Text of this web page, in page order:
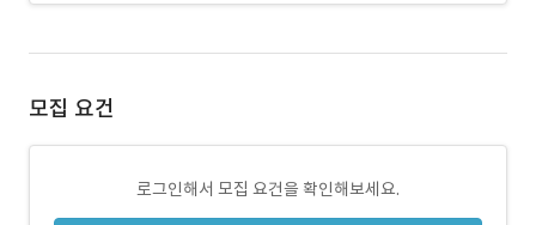
모집 요건
로그인해서 모집 요건을 확인해보세요.